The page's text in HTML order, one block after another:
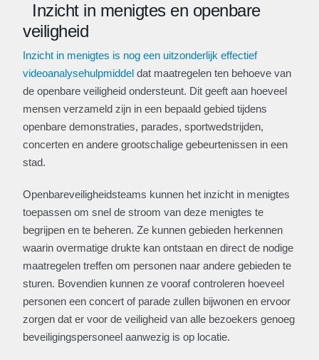
Inzicht in menigtes en openbare
veiligheid
Inzicht in menigtes is nog een uitzonderlijk effectief
videoanalysehulpmiddel dat maatregelen ten behoeve van
de openbare veiligheid ondersteunt. Dit geeft aan hoeveel
mensen verzameld zijn in een bepaald gebied tijdens
openbare demonstraties, parades, sportwedstrijden,
concerten en andere grootschalige gebeurtenissen in een
stad.
Openbareveiligheidsteams kunnen het inzicht in menigtes
toepassen om snel de stroom van deze menigtes te
begrijpen en te beheren. Ze kunnen gebieden herkennen
waarin overmatige drukte kan ontstaan en direct de nodige
maatregelen treffen om personen naar andere gebieden te
sturen. Bovendien kunnen ze vooraf controleren hoeveel
personen een concert of parade zullen bijwonen en ervoor
zorgen dat er voor de veiligheid van alle bezoekers genoeg
beveiligingspersoneel aanwezig is op locatie.